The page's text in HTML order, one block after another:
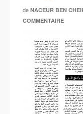
de NACEUR BEN
COMMENTAIRE